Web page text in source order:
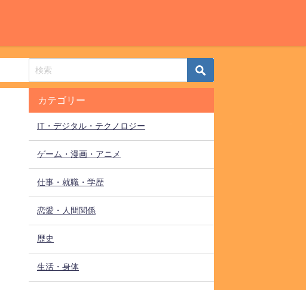
カテゴリー
IT・デジタル・テクノロジー
ゲーム・漫画・アニメ
仕事・就職・学歴
恋愛・人間関係
歴史
生活・身体